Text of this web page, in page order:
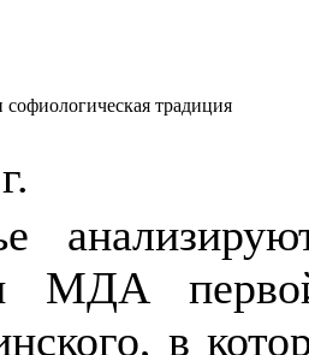
традиция
МДА
в